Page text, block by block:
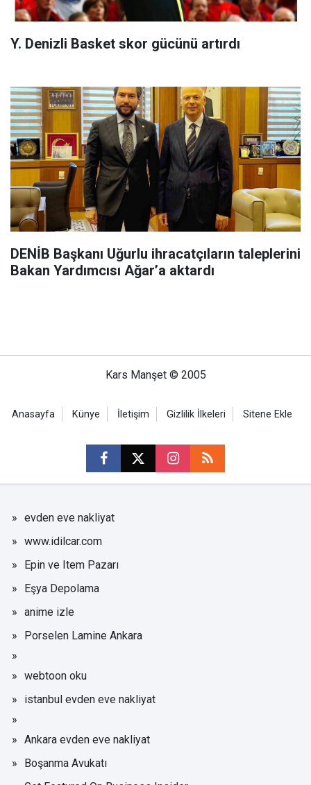
Y. Denizli Basket skor gücünü artırdı
DENİB Başkanı Uğurlu ihracatçıların taleplerini
Bakan Yardımcısı Ağar’a aktardı
Kars Manşet © 2005
Anasayfa Künye İletişim Gizlilik İlkeleri Sitene Ekle
evden eve nakliyat
www.idilcar.com
Epin ve Item Pazarı
Eşya Depolama
anime izle
Porselen Lamine Ankara
webtoon oku
istanbul evden eve nakliyat
Ankara evden eve nakliyat
Boşanma Avukatı